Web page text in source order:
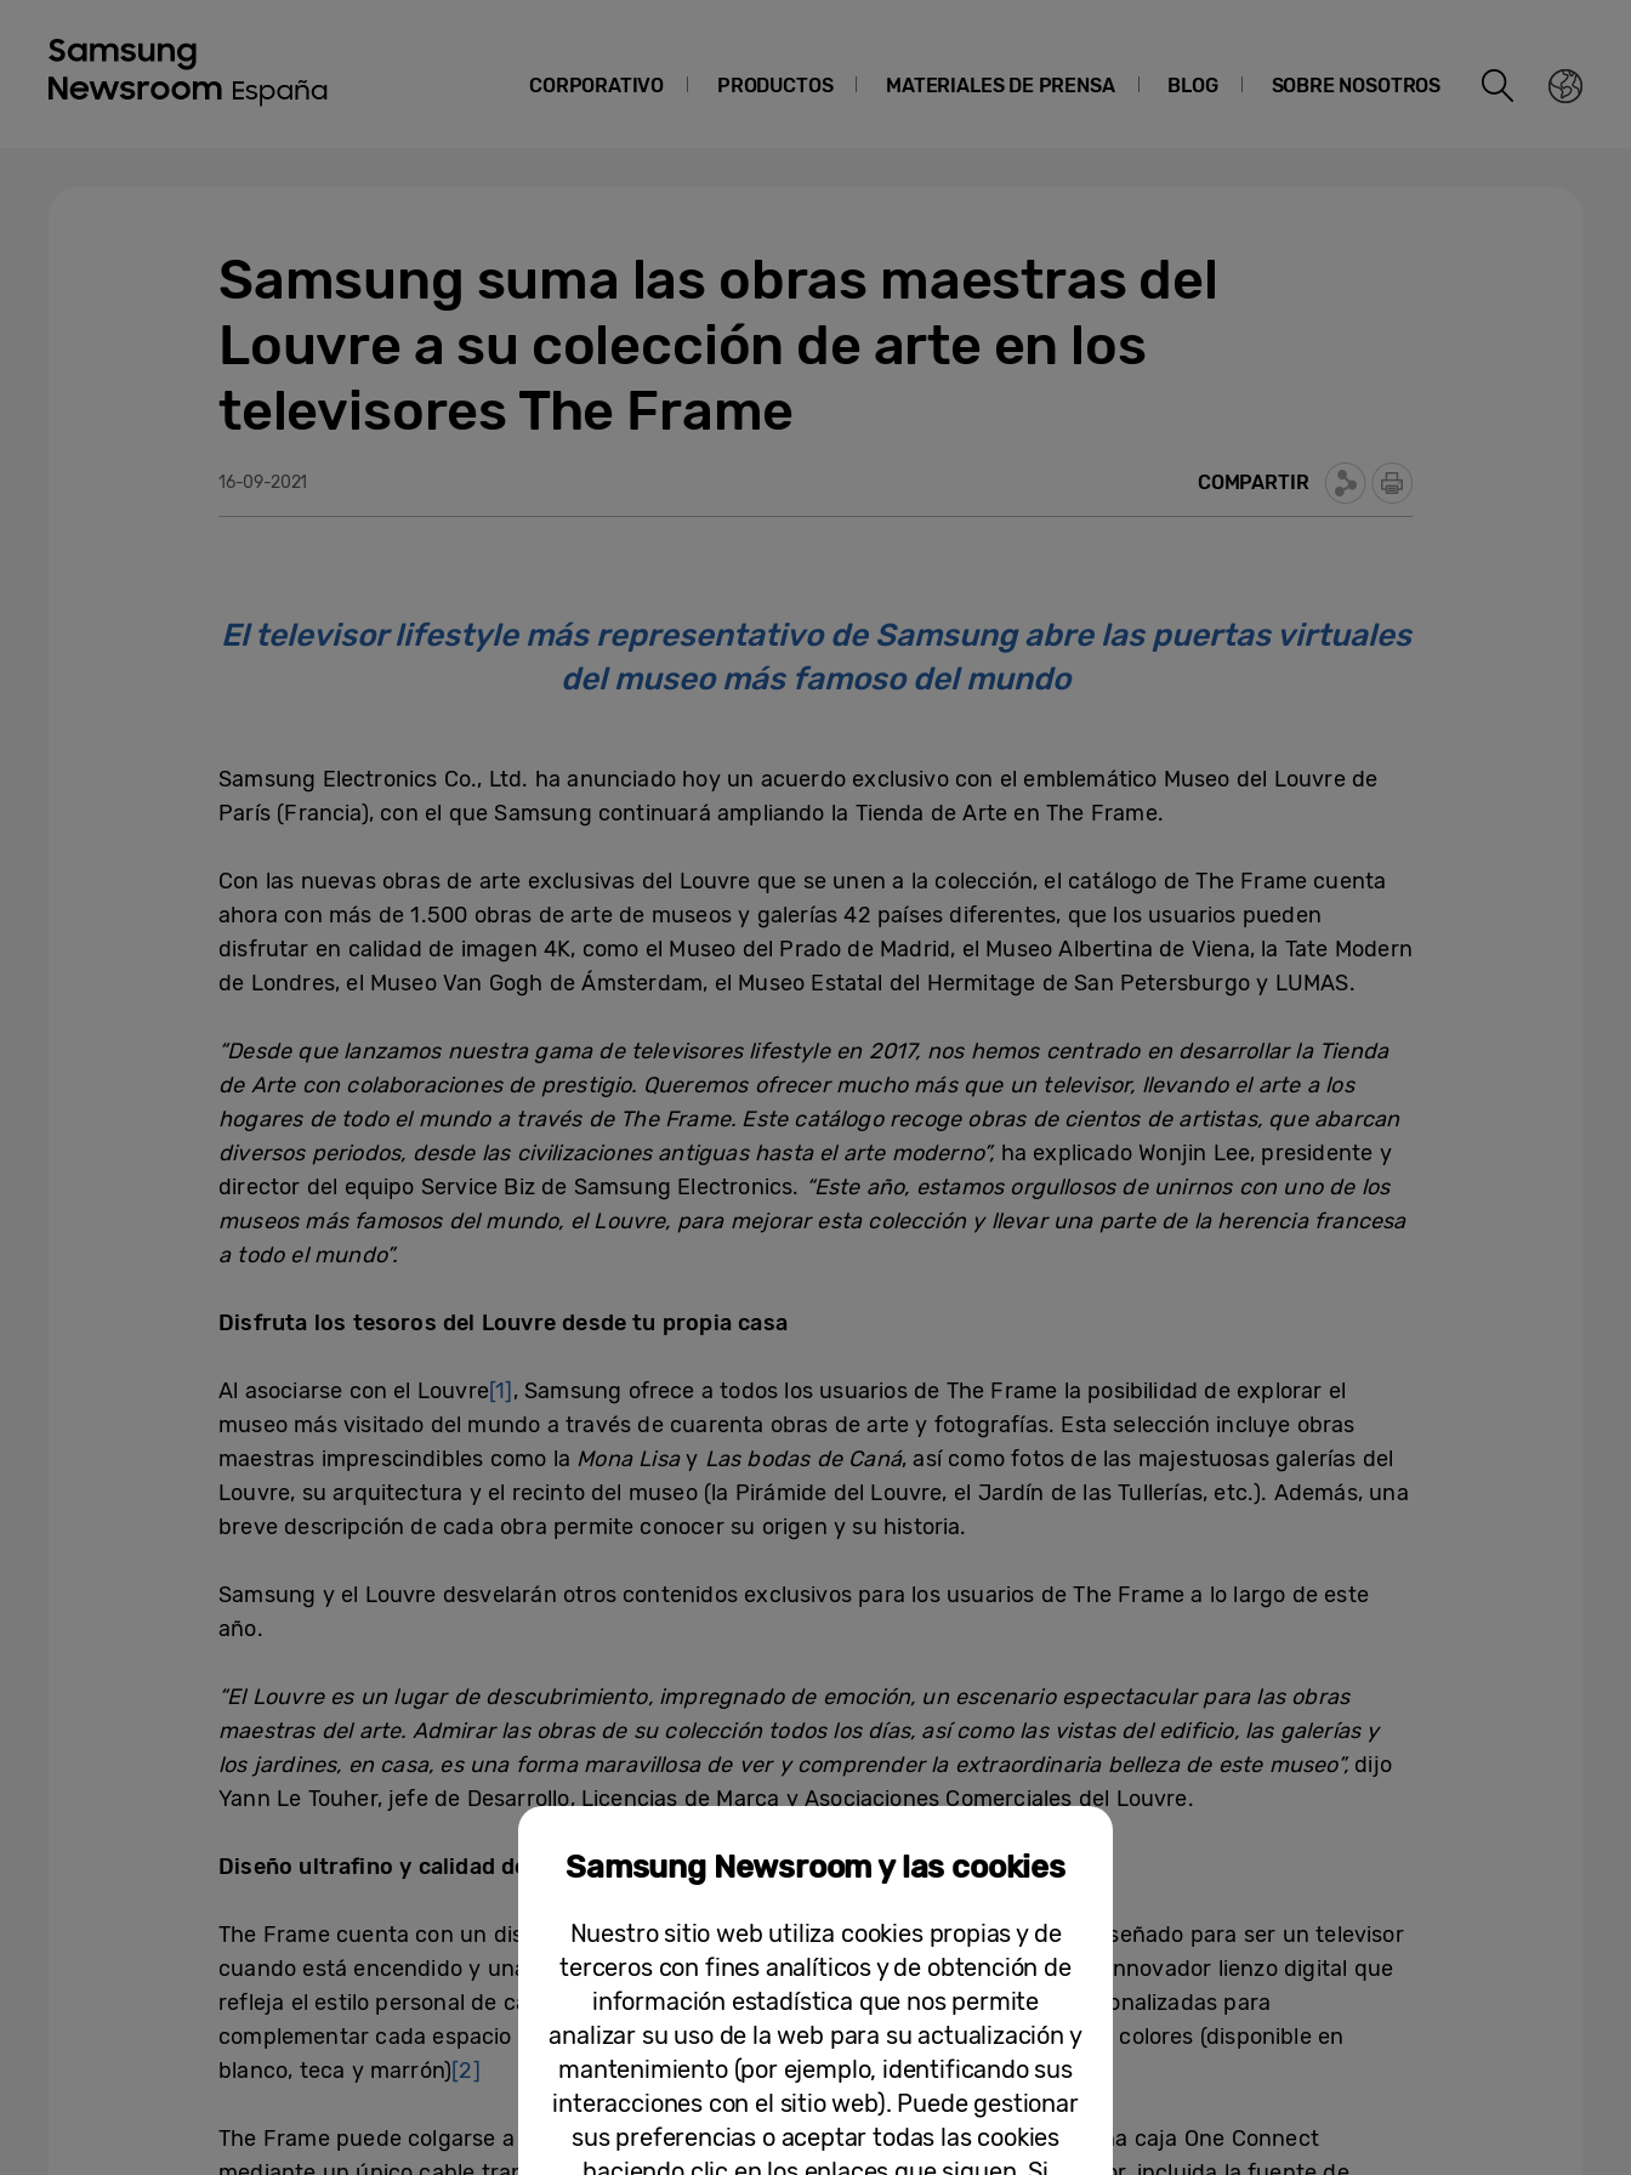
CORPORATIVO PRODUCTOS MATERIALES DE PRENSA BLOG SOBRE NOSOTROS
Samsung suma las obras maestras del
Louvre a su colección de arte en los
televisores The Frame
16-09-2021 COMPARTIR
El televisor lifestyle más representativo de Samsung abre las puertas virtuales
del museo más famoso del mundo
Samsung Electronics Co., Ltd. ha anunciado hoy un acuerdo exclusivo con el emblemático Museo del Louvre de
París (Francia), con el que Samsung continuará ampliando la Tienda de Arte en The Frame.
Con las nuevas obras de arte exclusivas del Louvre que se unen a la colección, el catálogo de The Frame cuenta
ahora con más de 1.500 obras de arte de museos y galerías 42 países diferentes, que los usuarios pueden
disfrutar en calidad de imagen 4K, como el Museo del Prado de Madrid, el Museo Albertina de Viena, la Tate Modern
de Londres, el Museo Van Gogh de Ámsterdam, el Museo Estatal del Hermitage de San Petersburgo y LUMAS.
“Desde que lanzamos nuestra gama de televisores lifestyle en 2017, nos hemos centrado en desarrollar la Tienda
de Arte con colaboraciones de prestigio. Queremos ofrecer mucho más que un televisor, llevando el arte a los
hogares de todo el mundo a través de The Frame. Este catálogo recoge obras de cientos de artistas, que abarcan
diversos periodos, desde las civilizaciones antiguas hasta el arte moderno”,ha explicado Wonjin Lee, presidente y
director del equipo Service Biz de Samsung Electronics. “Este año, estamos orgullosos de unirnos con uno de los
museos más famosos del mundo, el Louvre, para mejorar esta colección y llevar una parte de la herencia francesa
a todo el mundo”.
Disfruta los tesoros del Louvre desde tu propia casa
Al asociarse con el Louvre[1] , Samsung ofrece a todos los usuarios de The Frame la posibilidad de explorar el
museo más visitado del mundo a través de cuarenta obras de arte y fotografías. Esta selección incluye obras
maestras imprescindibles como la Mona Lisay Las bodas de Caná, así como fotos de las majestuosas galerías del
Louvre, su arquitectura y el recinto del museo (la Pirámide del Louvre, el Jardín de las Tullerías, etc.). Además, una
breve descripción de cada obra permite conocer su origen y su historia.
Samsung y el Louvre desvelarán otros contenidos exclusivos para los usuarios de The Frame a lo largo de este
año.
“El Louvre es un lugar de descubrimiento, impregnado de emoción, un escenario espectacular para las obras
maestras del arte. Admirar las obras de su colección todos los días, así como las vistas del edificio, las galerías y
los jardines, en casa, es una forma maravillosa de ver y comprender la extraordinaria belleza de este museo”,dijo
Yann Le Touher, jefe de Desarrollo, Licencias de Marca y Asociaciones Comerciales del Louvre.
Diseño ultrafino y calidad de imagen excepcional
The Frame cuenta con un diseño único y personalizable que lo diferencia del resto. Diseñado para ser un televisor
cuando está encendido y una galería de arte cuando está apagado, The Frame es un innovador lienzo digital que
refleja el estilo personal de cada uno. El modelo de 2021 ofrece nuevas opciones personalizadas para
complementar cada espacio y estilo, con posibilidad de añadir un marco en diferentes colores (disponible en
blanco, teca y marrón)[2]
The Frame puede colgarse a ras de la pared en un soporte ultrafino y conectarse a una caja One Connect
Samsung Newsroom y las cookies
Nuestro sitio web utiliza cookies propias y de
terceros con fines analíticos y de obtención de
información estadística que nos permite
analizar su uso de la web para su actualización y
mantenimiento (por ejemplo, identificando sus
interacciones con el sitio web). Puede gestionar
sus preferencias o aceptar todas las cookies